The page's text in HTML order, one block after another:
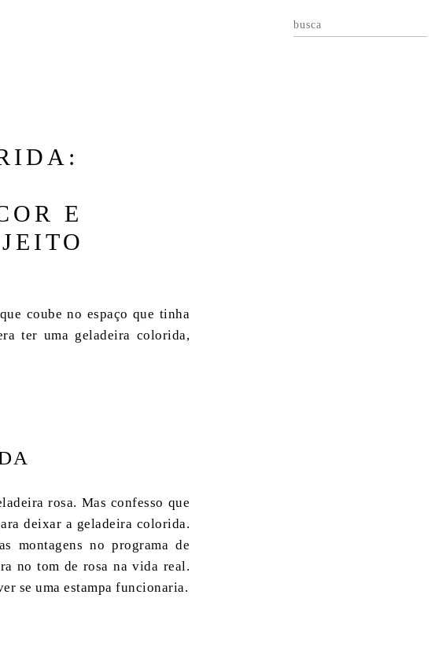
E
coube no espaço que tinha
ter uma geladeira colorida,
rosa. Mas confesso que
deixar a geladeira colorida.
montagens no programa de
no tom de rosa na vida real.
se uma estampa funcionaria.